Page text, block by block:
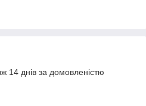
14 днів за домовленістю